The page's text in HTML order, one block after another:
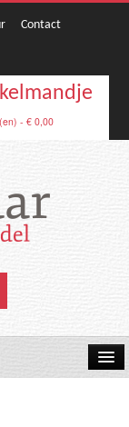
Contact
- € 0,00